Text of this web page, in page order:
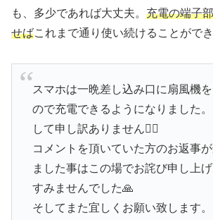
も、多少であれば大丈夫。 充電の端子
せばこれまで通り使い続けることができ
スマホは一晩差し込み口に扇風機
ので充電できるようになりました
して申し訳ありません🙇‍♀️
コメントを頂いていた方のお返事
ました事はこの場でお詫び申し上げ
すみませんでした🙏
そしてまた宜しくお願い致します。